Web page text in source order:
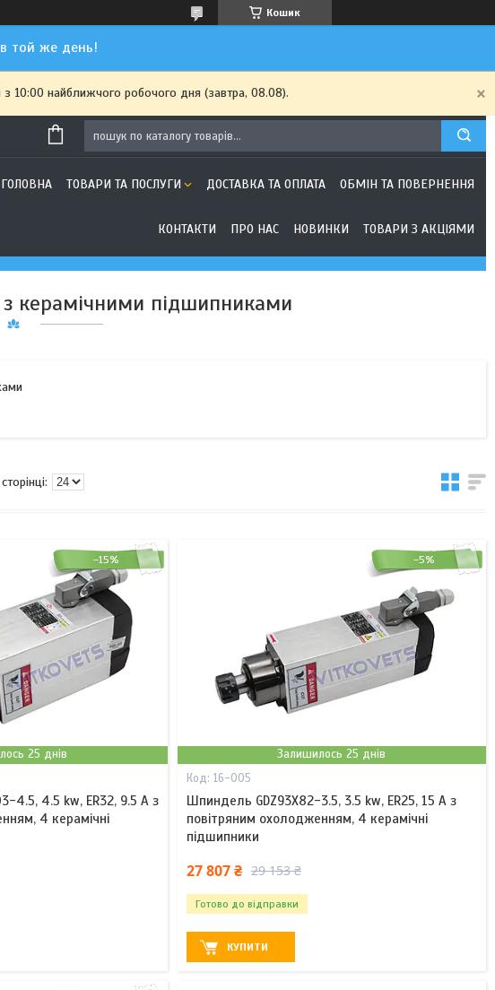
Кошик
той же день!
з 10:00 найближчого робочого дня (завтра, 08.08).
ГОЛОВНА ТОВАРИ ТА ПОСЛУГИ ДОСТАВКА ТА ОПЛАТА ОБМІН ТА ПОВЕРНЕННЯ
КОНТАКТИ ПРО НАС НОВИНКИ ТОВАРИ З АКЦІЯМИ
керамічними підшипниками
–15%
25 днів
4.5, 4.5 kw, ER32, 9.5 А з
4 керамічні
–5%
Залишилось 25 днів
16-005
Шпиндель GDZ93Х82-3.5, 3.5 kw, ER25, 15 А з
повітряним охолодженням, 4 керамічні
підшипники
27 807 ₴ 29 153 ₴
Готово до відправки
КУПИТИ